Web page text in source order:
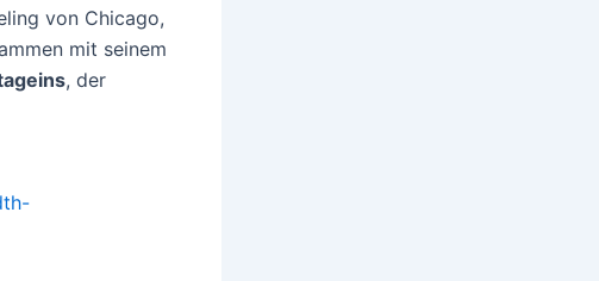
von Chicago,
mit seinem
, der